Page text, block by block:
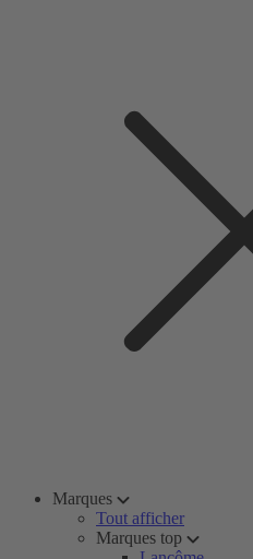
Marques
Tout afficher
Marques top